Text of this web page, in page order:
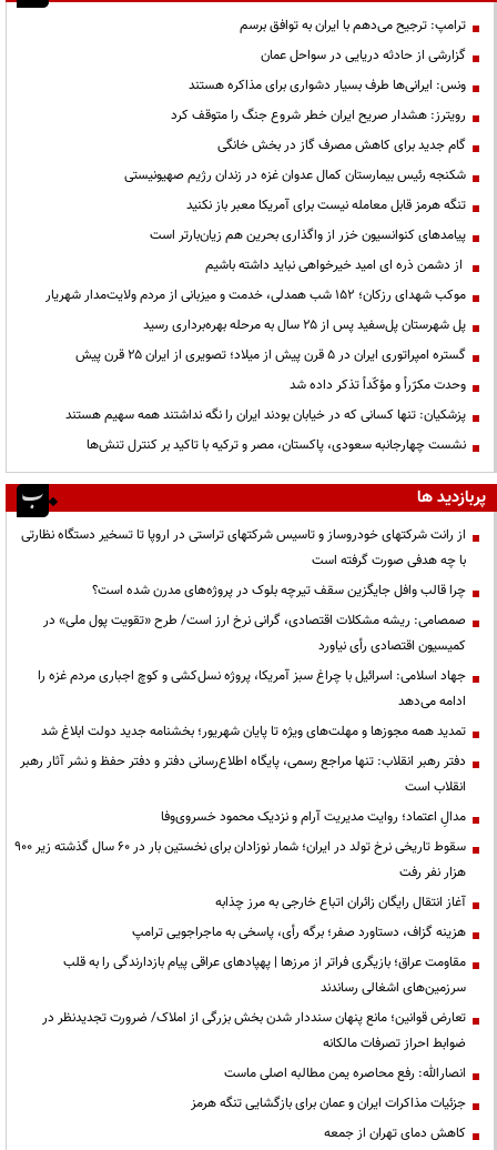
ترامپ: ترجیح می‌دهم با ایران به توافق برسم
گزارشی از حادثه دریایی در سواحل عمان
ونس: ایرانی‌ها طرف بسیار دشواری برای مذاکره هستند
رویترز: هشدار صریح ایران خطر شروع جنگ را متوقف کرد
گام جدید برای کاهش مصرف گاز در بخش خانگی
شکنجه رئیس بیمارستان کمال عدوان غزه در زندان رژیم صهیونیستی
تنگه هرمز قابل معامله نیست برای آمریکا معبر باز نکنید
پیامدهای کنوانسیون خزر از واگذاری بحرین هم زیان‌بارتر است
از دشمن ذره ای امید خیرخواهی نباید داشته باشیم
موکب شهدای رزکان؛ ۱۵۲ شب همدلی، خدمت و میزبانی از مردم ولایت‌مدار شهریار
پل شهرستان پل‌سفید پس از ۲۵ سال به مرحله بهره‌برداری رسید
گستره امپراتوری ایران در ۵ قرن پیش از میلاد؛ تصویری از ایران ۲۵ قرن پیش
وحدت مکرّراً و مؤکّداً تذکر داده شد
پزشکیان: تنها کسانی که در خیابان بودند ایران را نگه نداشتند همه سهیم هستند
نشست چهارجانبه سعودی، پاکستان، مصر و ترکیه با تاکید بر کنترل تنش‌ها
پربازدید ها
از رانت‌ شرکتهای خودروساز و تاسیس شرکتهای تراستی در اروپا تا تسخیر دستگاه نظارتی
با چه هدفی صورت گرفته است
چرا قالب وافل جایگزین سقف تیرچه بلوک در پروژه‌های مدرن شده است؟
صمصامی: ریشه مشکلات اقتصادی، گرانی نرخ ارز است/ طرح «تقویت پول ملی» در
کمیسیون اقتصادی رأی نیاورد
جهاد اسلامی: اسرائیل با چراغ سبز آمریکا، پروژه نسل‌کشی و کوچ اجباری مردم غزه را
ادامه می‌دهد
تمدید همه مجوزها و مهلت‌های ویژه تا پایان شهریور؛ بخشنامه جدید دولت ابلاغ شد
دفتر رهبر انقلاب: تنها مراجع رسمی، پایگاه اطلاع‌رسانی دفتر و دفتر حفظ و نشر آثار رهبر
انقلاب است
مدالِ اعتماد؛ روایت مدیریت آرام و نزدیک محمود خسروی‌وفا
سقوط تاریخی نرخ تولد در ایران؛ شمار نوزادان برای نخستین بار در ۶۰ سال گذشته زیر ۹۰۰
هزار نفر رفت
آغاز انتقال رایگان زائران اتباع خارجی به مرز چذابه
هزینه گزاف، دستاورد صفر؛ برگه رأی، پاسخی به ماجراجویی ترامپ
مقاومت عراق؛ بازیگری فراتر از مرزها | پهپادهای عراقی پیام بازدارندگی را به قلب
سرزمین‌های اشغالی رساندند
تعارض قوانین؛ مانع پنهان سنددار شدن بخش بزرگی از املاک/ ضرورت تجدیدنظر در
ضوابط احراز تصرفات مالکانه
انصارالله: رفع محاصره یمن مطالبه اصلی ماست
جزئیات مذاکرات ایران و عمان برای بازگشایی تنگه هرمز
کاهش دمای تهران از جمعه